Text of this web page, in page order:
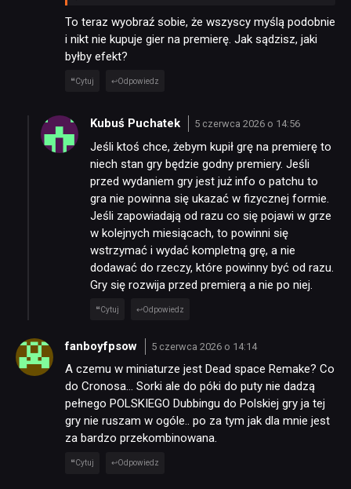
To teraz wyobraź sobie, że wszyscy myślą podobnie
i nikt nie kupuje gier na premierę. Jak sądzisz, jaki
byłby efekt?
Cytuj Odpowiedz
Kubuś Puchatek 5 czerwca 2026 o 14:56
Jeśli ktoś chce, żebym kupił grę na premierę to
niech stan gry będzie godny premiery. Jeśli
przed wydaniem gry jest już info o patchu to
gra nie powinna się ukazać w fizycznej formie.
Jeśli zapowiadają od razu co się pojawi w grze
w kolejnych miesiącach, to powinni się
wstrzymać i wydać kompletną grę, a nie
dodawać do rzeczy, które powinny być od razu.
Gry się rozwija przed premierą a nie po niej.
Cytuj Odpowiedz
fanboyfpsow 5 czerwca 2026 o 14:14
A czemu w miniaturze jest Dead space Remake? Co
do Cronosa… Sorki ale do póki do puty nie dadzą
pełnego POLSKIEGO Dubbingu do Polskiej gry ja tej
gry nie ruszam w ogóle.. po za tym jak dla mnie jest
za bardzo przekombinowana.
Cytuj Odpowiedz